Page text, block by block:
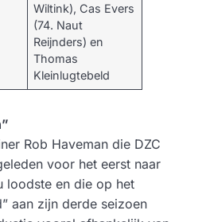
Wiltink), Cas Evers
(74. Naut
Reijnders) en
Thomas
Kleinlugtebeld
Rob Haveman die DZC
voor het eerst naar
loodste en die op het
aan zijn derde seizoen